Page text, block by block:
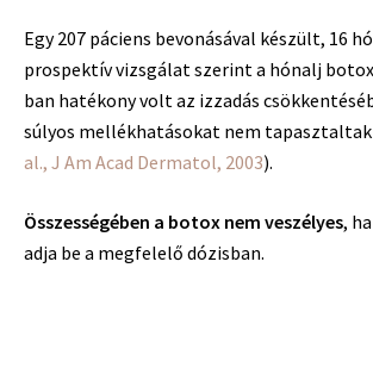
Egy 207 páciens bevonásával készült, 16
prospektív vizsgálat szerint a hónalj
ban hatékony volt az izzadás
súlyos mellékhatásokat nem
al., J Am Acad Dermatol, 2003).
Összességében a botox nem veszélyes,
adja be a megfelelő dózisban.